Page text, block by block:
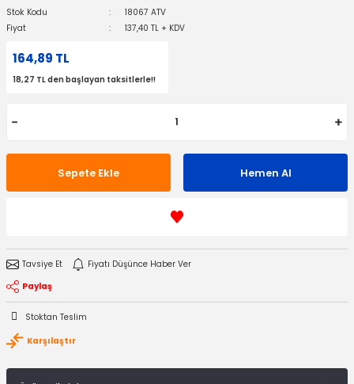
Stok Kodu
18067 ATV
Fiyat
137,40 TL + KDV
164,89 TL
18,27 TL den başlayan taksitlerle!!
Sepete Ekle Hemen Al
Tavsiye Et
Fiyatı Düşünce Haber Ver
Paylaş
Stoktan Teslim
Karşılaştır